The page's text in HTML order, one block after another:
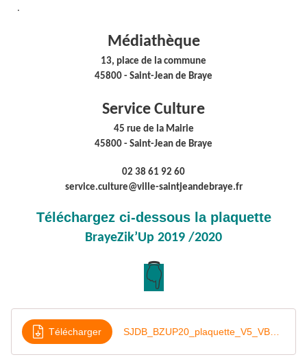
.
Médiathèque
13, place de la commune
45800 - Saint-Jean de Braye
Service Culture
45 rue de la Mairie
45800 - Saint-Jean de Braye
02 38 61 92 60
service.culture@ville-saintjeandebraye.fr
Téléchargez ci-dessous la plaquette
BrayeZik’Up 2019 /2020
👇
Télécharger